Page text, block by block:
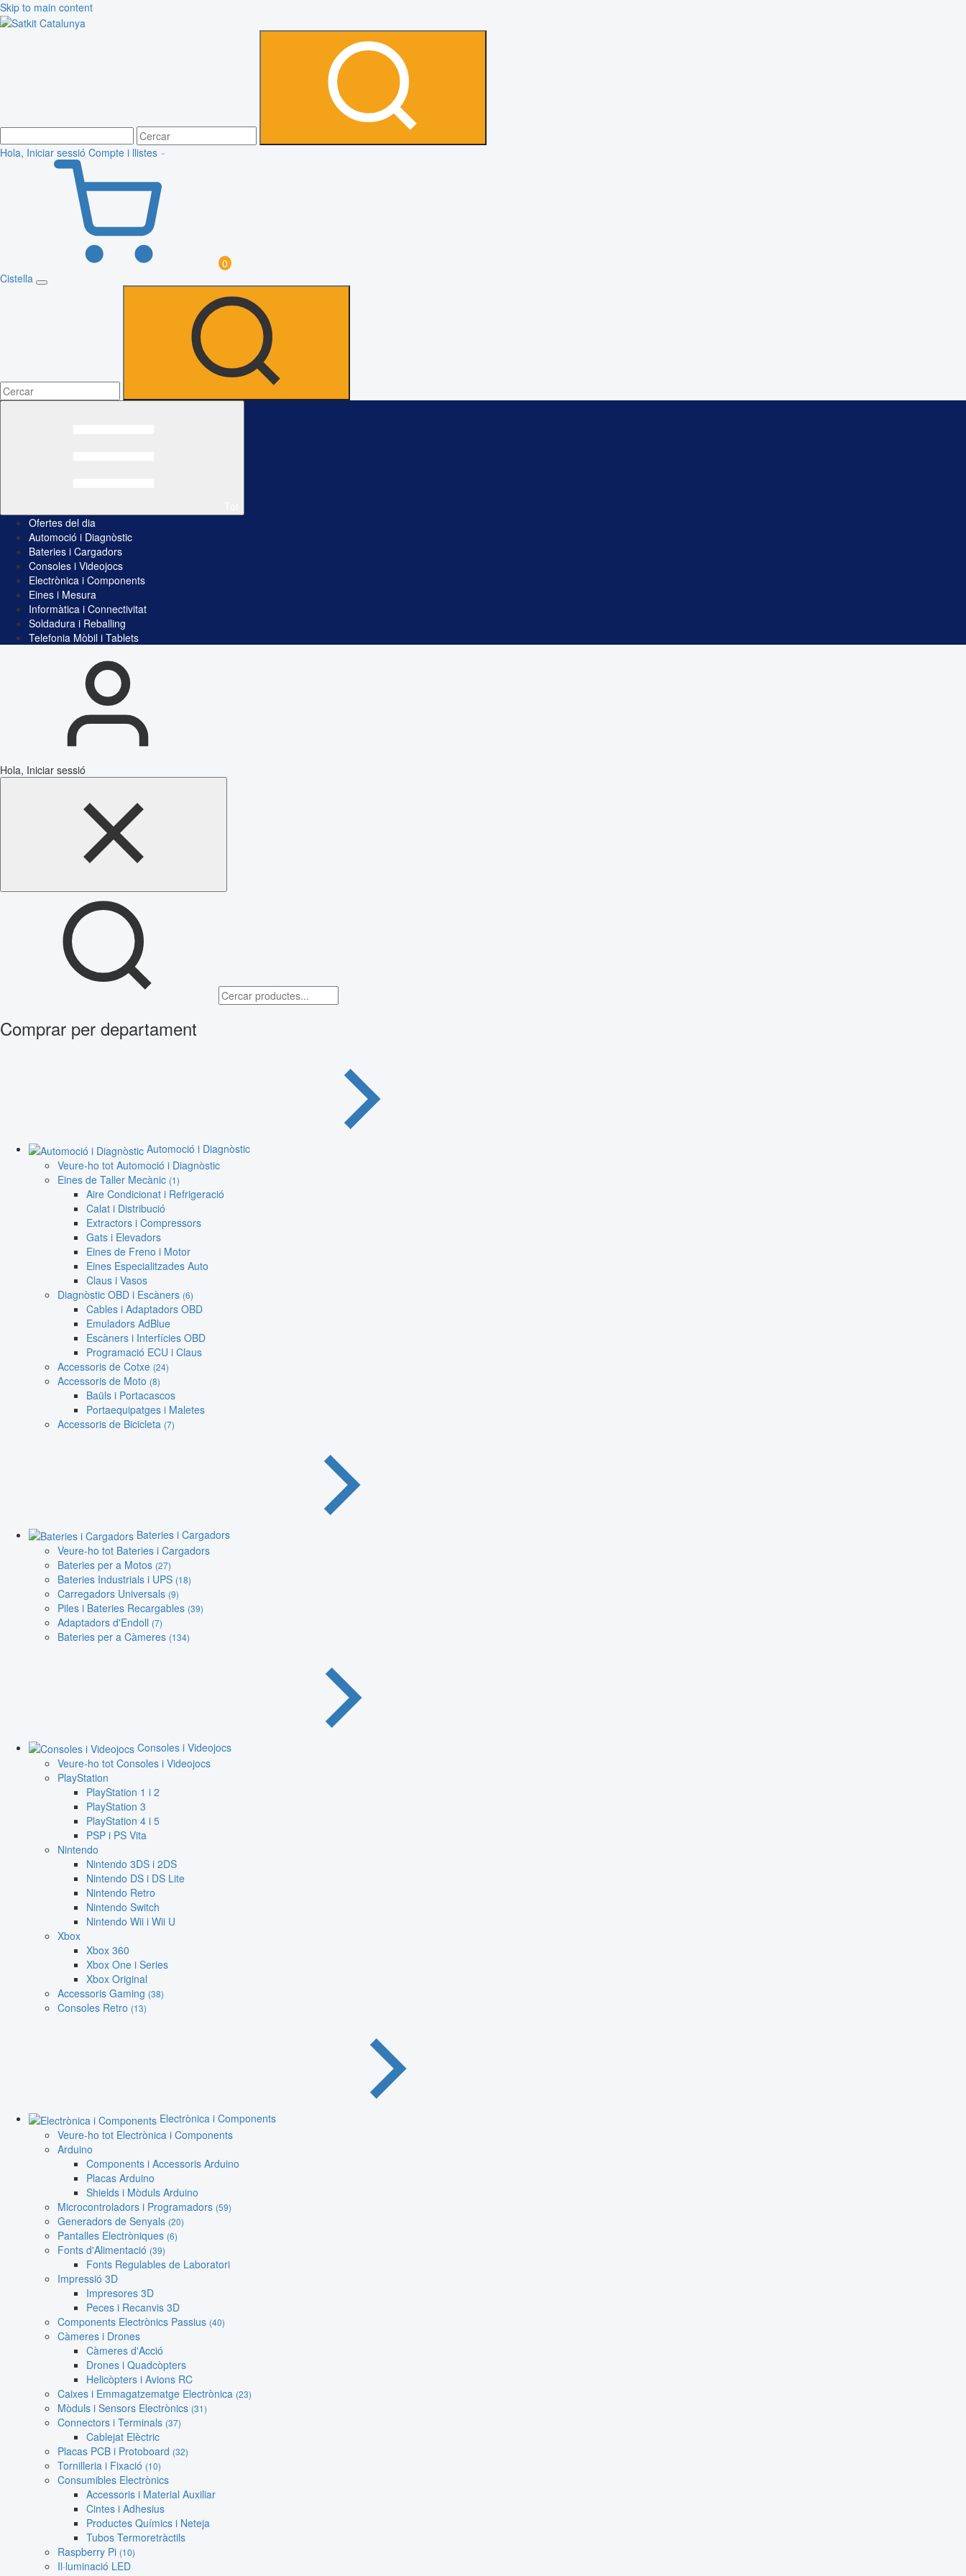
Skip to main content
Hola, Iniciar sessió Compte i llistes
0
Cistella
Ofertes del dia
Automoció i Diagnòstic
Bateries i Cargadors
Consoles i Videojocs
Electrònica i Components
Eines i Mesura
Informàtica i Connectivitat
Soldadura i Reballing
Telefonia Mòbil i Tablets
Hola, Iniciar sessió
Comprar per departament
Automoció i Diagnòstic
Veure-ho tot Automoció i Diagnòstic
Eines de Taller Mecànic (1)
Aire Condicionat i Refrigeració
Calat i Distribució
Extractors i Compressors
Gats i Elevadors
Eines de Freno i Motor
Eines Especialitzades Auto
Claus i Vasos
Diagnòstic OBD i Escàners (6)
Cables i Adaptadors OBD
Emuladors AdBlue
Escàners i Interfícies OBD
Programació ECU i Claus
Accessoris de Cotxe (24)
Accessoris de Moto (8)
Baüls i Portacascos
Portaequipatges i Maletes
Accessoris de Bicicleta (7)
Bateries i Cargadors
Veure-ho tot Bateries i Cargadors
Bateries per a Motos (27)
Bateries Industrials i UPS (18)
Carregadors Universals (9)
Piles i Bateries Recargables (39)
Adaptadors d'Endoll (7)
Bateries per a Càmeres (134)
Consoles i Videojocs
Veure-ho tot Consoles i Videojocs
PlayStation
PlayStation 1 i 2
PlayStation 3
PlayStation 4 i 5
PSP i PS Vita
Nintendo
Nintendo 3DS i 2DS
Nintendo DS i DS Lite
Nintendo Retro
Nintendo Switch
Nintendo Wii i Wii U
Xbox
Xbox 360
Xbox One i Series
Xbox Original
Accessoris Gaming (38)
Consoles Retro (13)
Electrònica i Components
Veure-ho tot Electrònica i Components
Arduino
Components i Accessoris Arduino
Placas Arduino
Shields i Mòduls Arduino
Microcontroladors i Programadors (59)
Generadors de Senyals (20)
Pantalles Electròniques (6)
Fonts d'Alimentació (39)
Fonts Regulables de Laboratori
Impressió 3D
Impresores 3D
Peces i Recanvis 3D
Components Electrònics Passius (40)
Càmeres i Drones
Càmeres d'Acció
Drones i Quadcòpters
Helicòpters i Avions RC
Caixes i Emmagatzematge Electrònica (23)
Mòduls i Sensors Electrònics (31)
Connectors i Terminals (37)
Cablejat Elèctric
Placas PCB i Protoboard (32)
Tornilleria i Fixació (10)
Consumibles Electrònics
Accessoris i Material Auxiliar
Cintes i Adhesius
Productes Químics i Neteja
Tubos Termoretràctils
Raspberry Pi (10)
Il·luminació LED